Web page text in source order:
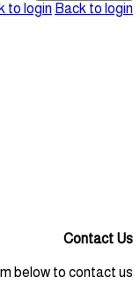
to login Back to login
Contact Us
below to contact us!